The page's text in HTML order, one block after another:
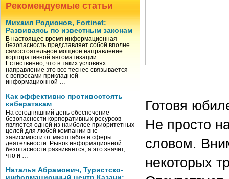
Рекомендуемые статьи
Михаил Родионов, Fortinet:
Развиваясь по известным законам
В настоящее время информационная
безопасность представляет собой вполне
самостоятельное мощное направление
корпоративной автоматизации.
Естественно, что в таких условиях
направление это все теснее связывается
с вопросами прикладной
информационной …
Как эффективно противостоять
кибератакам
На сегодняшний день обеспечение
безопасности корпоративных ресурсов
является одной из наиболее приоритетных
целей для любой компании вне
зависимости от масштабов и сферы
деятельности. Рынок информационной
безопасности развивается, а это значит,
что и …
Наталья Абрамович, Туристско-
Готовя
Не просто
словом.
некоторых